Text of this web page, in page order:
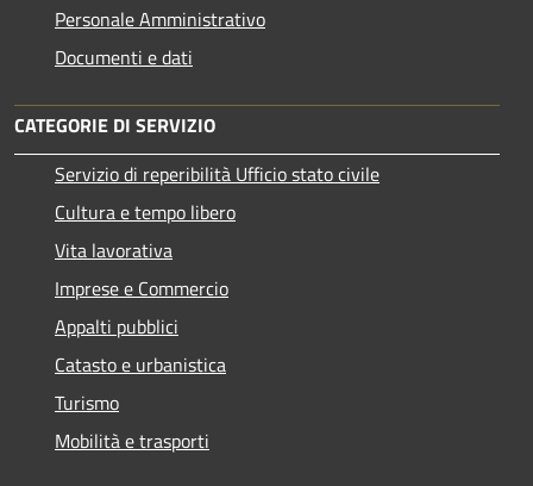
Personale Amministrativo
Documenti e dati
CATEGORIE DI SERVIZIO
Servizio di reperibilità Ufficio stato civile
Cultura e tempo libero
Vita lavorativa
Imprese e Commercio
Appalti pubblici
Catasto e urbanistica
Turismo
Mobilità e trasporti